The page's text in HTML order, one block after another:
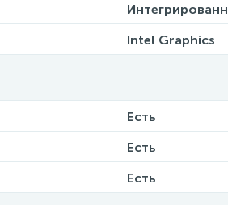
Intel Graphics
Есть
Есть
Есть